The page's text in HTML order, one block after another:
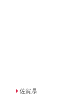
佐賀県